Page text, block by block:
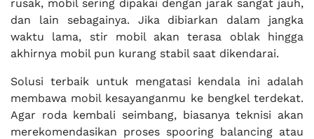
rusak, mobil sering dipakai dengan jarak sangat jauh,
dan lain sebagainya. Jika dibiarkan dalam jangka
waktu lama, stir mobil akan terasa oblak hingga
akhirnya mobil pun kurang stabil saat dikendarai.
Solusi terbaik untuk mengatasi kendala ini adalah
membawa mobil kesayanganmu ke bengkel terdekat.
Agar roda kembali seimbang, biasanya teknisi akan
merekomendasikan proses spooring balancing atau